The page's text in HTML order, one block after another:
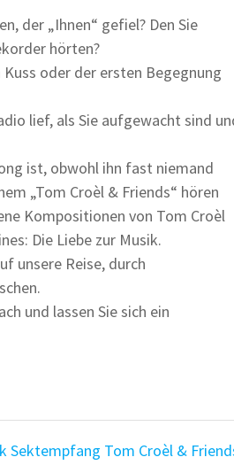
der „Ihnen“ gefiel? Den Sie
hörten?
oder der ersten Begegnung
lief, als Sie aufgewacht sind
ist, obwohl ihn fast niemand
„Tom Croèl & Friends“ hören
Kompositionen von Tom Croèl
Die Liebe zur Musik.
unsere Reise, durch
und lassen Sie sich ein
Sektempfang Tom Croèl &